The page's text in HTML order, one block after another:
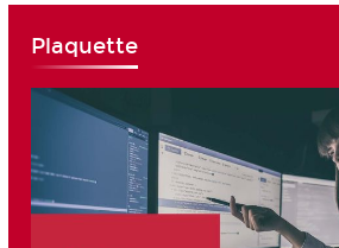
Plaquette